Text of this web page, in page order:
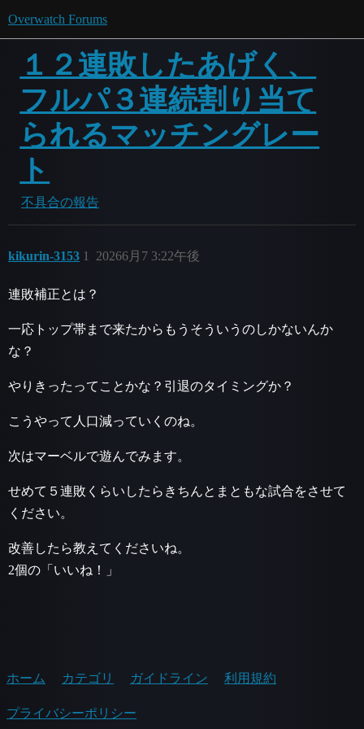
Overwatch Forums
１２連敗したあげく、
フルパ３連続割り当て
られるマッチングレー
ト
不具合の報告
kikurin-3153 20266月7 3:22午後
1
連敗補正とは？
一応トップ帯まで来たからもうそういうのしかないんか
な？
やりきったってことかな？引退のタイミングか？
こうやって人口減っていくのね。
次はマーベルで遊んでみます。
せめて５連敗くらいしたらきちんとまともな試合をさせて
ください。
改善したら教えてくださいね。
2個の「いいね！」
ホーム カテゴリ ガイドライン
利用規約
プライバシーポリシー